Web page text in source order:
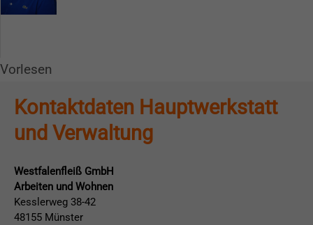
Vorlesen
IBAN: DE79400501500034546739
Herzlichen Dank für Ihre Unterstützung!
Kontaktdaten Hauptwerkstatt
und Verwaltung
Westfalenfleiß GmbH
Arbeiten und Wohnen
Kesslerweg 38-42
48155 Münster